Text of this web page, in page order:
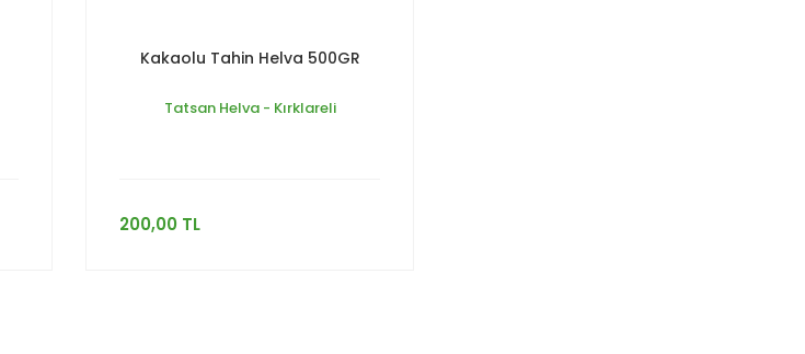
Kakaolu Tahin Helva 500GR
Tatsan Helva - Kırklareli
200,00 TL